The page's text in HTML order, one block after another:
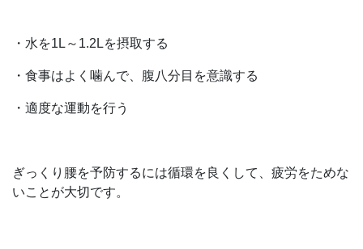
・水を1L～1.2Lを摂取する
・食事はよく噛んで、腹八分目を意識する
・適度な運動を行う
ぎっくり腰を予防するには循環を良くして、疲労をためな
いことが大切です。